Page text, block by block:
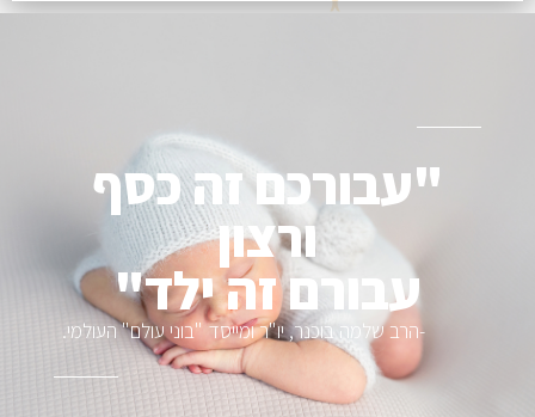
"עבורכם זה כסף
ורצון
עבורם זה ילד"
-הרב שלמה בוכנר, יו"ר ומייסד "בוני עולם" העולמי.